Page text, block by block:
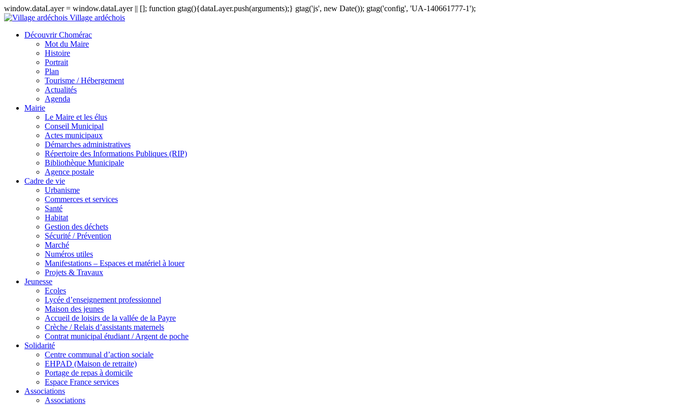
window.dataLayer = window.dataLayer || []; function gtag(){dataLayer.push(arguments);} gtag('js', new Date()); gtag('config', 'UA-140661777-1');
Village ardéchois
Découvrir Chomérac
Mot du Maire
Histoire
Portrait
Plan
Tourisme / Hébergement
Actualités
Agenda
Mairie
Le Maire et les élus
Conseil Municipal
Actes municipaux
Démarches administratives
Répertoire des Informations Publiques (RIP)
Bibliothèque Municipale
Agence postale
Cadre de vie
Urbanisme
Commerces et services
Santé
Habitat
Gestion des déchets
Sécurité / Prévention
Marché
Numéros utiles
Manifestations – Espaces et matériel à louer
Projets & Travaux
Jeunesse
Ecoles
Lycée d’enseignement professionnel
Maison des jeunes
Accueil de loisirs de la vallée de la Payre
Crèche / Relais d’assistants maternels
Contrat municipal étudiant / Argent de poche
Solidarité
Centre communal d’action sociale
EHPAD (Maison de retraite)
Portage de repas à domicile
Espace France services
Associations
Associations